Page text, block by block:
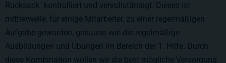
Rucksack" kontrolliert und vervollständigt. Dieses ist
mittlerweile, für einige Mitarbeiter, zu einer regelmäßigen
Aufgabe geworden, genauso wie die regelmäßige
Ausbildungen und Übungen im Bereich der 1. Hilfe. Durch
diese Kombination wollen wir die best mögliche Versorgung